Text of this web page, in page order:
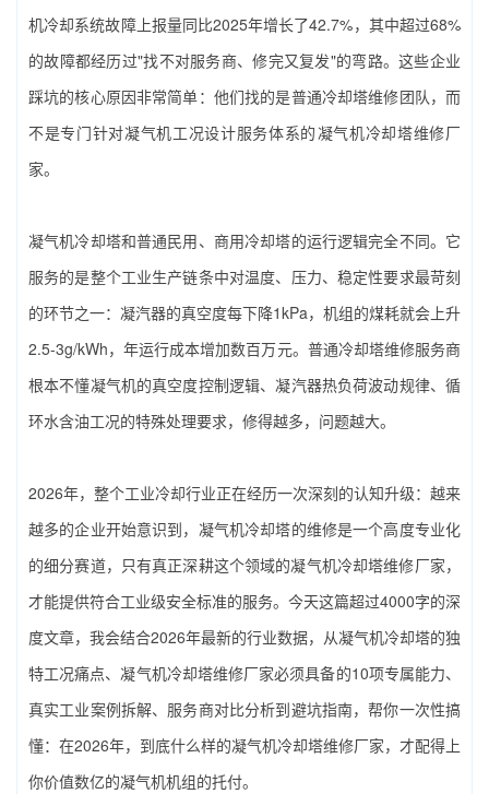
机冷却系统故障上报量同比2025年增长了42.7%，其中超过68%
的故障都经历过"找不对服务商、修完又复发"的弯路。这些企业
踩坑的核心原因非常简单：他们找的是普通冷却塔维修团队，而
不是专门针对凝气机工况设计服务体系的‌凝气机冷却塔维修厂
家‌。
凝气机冷却塔和普通民用、商用冷却塔的运行逻辑完全不同。它
服务的是整个工业生产链条中对温度、压力、稳定性要求最苛刻
的环节之一：凝汽器的真空度每下降1kPa，机组的煤耗就会上升
2.5-3g/kWh，年运行成本增加数百万元。普通冷却塔维修服务商
根本不懂凝气机的真空度控制逻辑、凝汽器热负荷波动规律、循
环水含油工况的特殊处理要求，修得越多，问题越大。
2026年，整个工业冷却行业正在经历一次深刻的认知升级：越来
越多的企业开始意识到，凝气机冷却塔的维修是一个高度专业化
的细分赛道，只有真正深耕这个领域的‌凝气机冷却塔维修厂家‌，
才能提供符合工业级安全标准的服务。今天这篇超过4000字的深
度文章，我会结合2026年最新的行业数据，从凝气机冷却塔的独
特工况痛点、‌凝气机冷却塔维修厂家‌必须具备的10项专属能力、
真实工业案例拆解、服务商对比分析到避坑指南，帮你一次性搞
懂：在2026年，到底什么样的‌凝气机冷却塔维修厂家‌，才配得上
你价值数亿的凝气机机组的托付。